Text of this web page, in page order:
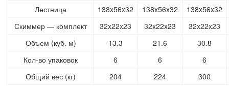
Лестница 138x56x32 138x56x32
138x56x32
Скиммер — комплект
32x22x23 32x22x23
32x22x23
Объем (куб. м)
13.3 21.6
30.8
Кол-во упаковок
6 6
6
Общий вес (кг)
204 224 300